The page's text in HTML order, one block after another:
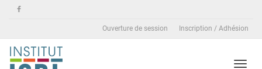
Ouverture de session Inscription / Adhésion